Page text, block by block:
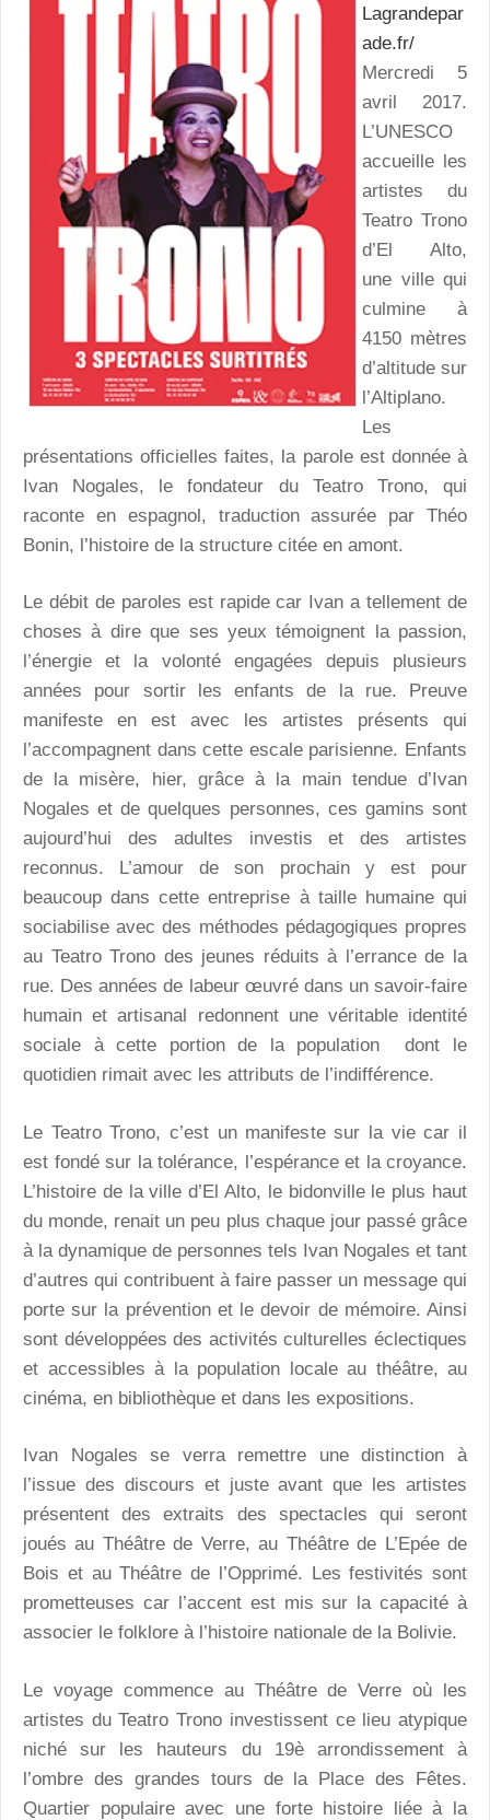
Lagrandepar
ade.fr/
Mercredi 5
avril 2017.
L’UNESCO
accueille les
artistes du
Teatro Trono
d’El Alto,
une ville qui
culmine à
4150 mètres
d’altitude sur
l’Altiplano.
Les
présentations officielles faites, la parole est donnée à
Ivan Nogales, le fondateur du Teatro Trono, qui
raconte en espagnol, traduction assurée par Théo
Bonin, l’histoire de la structure citée en amont.
Le débit de paroles est rapide car Ivan a tellement de
choses à dire que ses yeux témoignent la passion,
l’énergie et la volonté engagées depuis plusieurs
années pour sortir les enfants de la rue. Preuve
manifeste en est avec les artistes présents qui
l’accompagnent dans cette escale parisienne. Enfants
de la misère, hier, grâce à la main tendue d’Ivan
Nogales et de quelques personnes, ces gamins sont
aujourd’hui des adultes investis et des artistes
reconnus. L’amour de son prochain y est pour
beaucoup dans cette entreprise à taille humaine qui
sociabilise avec des méthodes pédagogiques propres
au Teatro Trono des jeunes réduits à l’errance de la
rue. Des années de labeur œuvré dans un savoir-faire
humain et artisanal redonnent une véritable identité
sociale à cette portion de la population dont le
quotidien rimait avec les attributs de l’indifférence.
Le Teatro Trono, c’est un manifeste sur la vie car il
est fondé sur la tolérance, l’espérance et la croyance.
L’histoire de la ville d’El Alto, le bidonville le plus haut
du monde, renait un peu plus chaque jour passé grâce
à la dynamique de personnes tels Ivan Nogales et tant
d’autres qui contribuent à faire passer un message qui
porte sur la prévention et le devoir de mémoire. Ainsi
sont développées des activités culturelles éclectiques
et accessibles à la population locale au théâtre, au
cinéma, en bibliothèque et dans les expositions.
Ivan Nogales se verra remettre une distinction à
l’issue des discours et juste avant que les artistes
présentent des extraits des spectacles qui seront
joués au Théâtre de Verre, au Théâtre de L’Epée de
Bois et au Théâtre de l’Opprimé. Les festivités sont
prometteuses car l’accent est mis sur la capacité à
associer le folklore à l’histoire nationale de la Bolivie.
Le voyage commence au Théâtre de Verre où les
artistes du Teatro Trono investissent ce lieu atypique
niché sur les hauteurs du 19è arrondissement à
l’ombre des grandes tours de la Place des Fêtes.
Quartier populaire avec une forte histoire liée à la